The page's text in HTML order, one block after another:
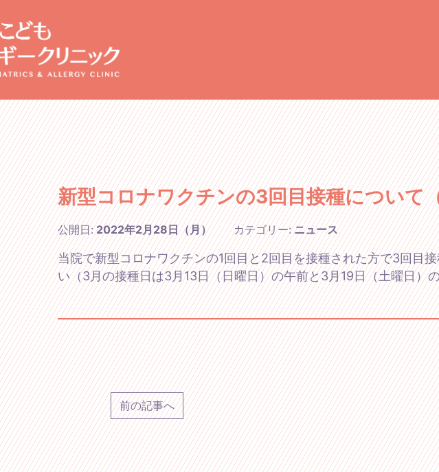
新型コロナワクチンの3回目接種について
公開日:2022年2月28日（月） カテゴリー:ニュース
当院で新型コロナワクチンの1回目と2回目を接種された方で3回目
い（3月の接種日は3月13日（日曜日）の午前と3月19日（土曜日）
前の記事へ